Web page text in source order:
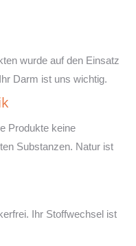
wurde auf den Einsatz
Darm ist uns wichtig.
Produkte keine
Substanzen. Natur ist
Ihr Stoffwechsel ist